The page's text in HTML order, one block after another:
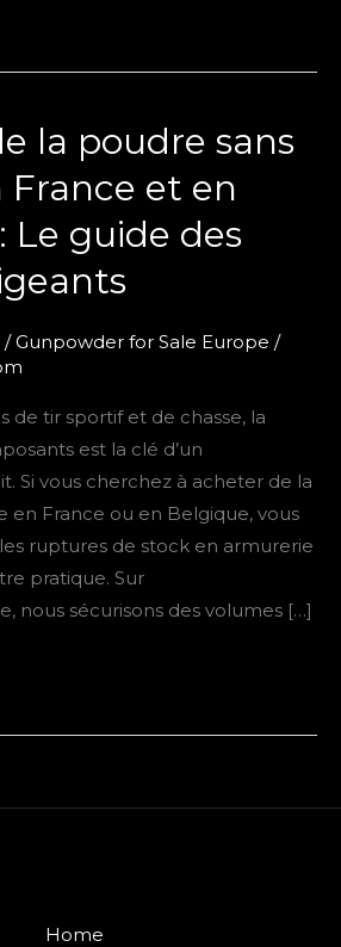
la poudre sans
et en
Le guide des
/Gunpowder for Sale Europe /
de tir sportif et de chasse, la
est la clé d’un
Si vous cherchez à acheter de la
en France ou en Belgique, vous
ruptures de stock en armurerie
pratique. Sur
nous sécurisons des volumes […]
Home